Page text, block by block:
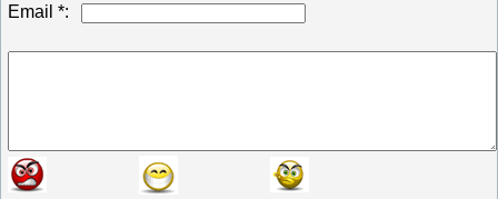
Email *: